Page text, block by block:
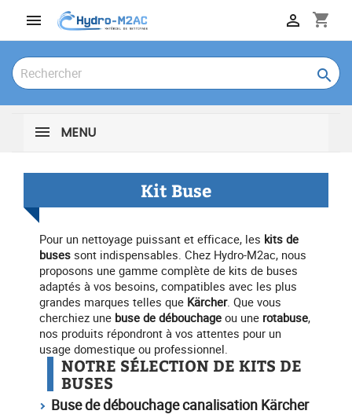
 shopping_cart


MENU
Kit Buse
Pour un nettoyage puissant et efficace, les kits de
buses sont indispensables. Chez Hydro-M2ac, nous
proposons une gamme complète de kits de buses
adaptés à vos besoins, compatibles avec les plus
grandes marques telles que Kärcher. Que vous
cherchiez une buse de débouchage ou une rotabuse,
nos produits répondront à vos attentes pour un
usage domestique ou professionnel.
NOTRE SÉLECTION DE KITS DE
BUSES
Buse de débouchage canalisation Kärcher